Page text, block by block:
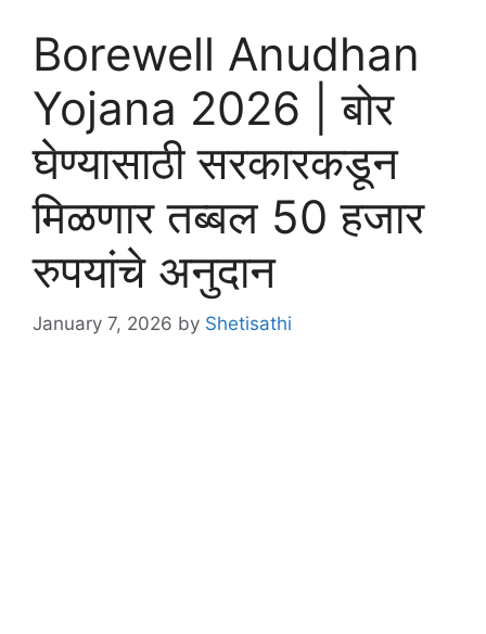
Borewell Anudhan
Yojana 2026 | बोर
घेण्यासाठी सरकारकडून
मिळणार तब्बल 50 हजार
रुपयांचे अनुदान
January 7, 2026 by Shetisathi